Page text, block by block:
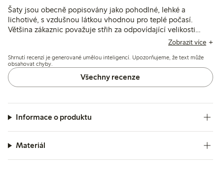
Šaty jsou obecně popisovány jako pohodlné, lehké a
lichotivé, s vzdušnou látkou vhodnou pro teplé počasí.
Většina zákaznic považuje střih za odpovídající velikosti
nebo mírně volnější, i když některé zmiňují nesrovnalosti ve
uvádí, že jemné poutka na knoflíky vyžadují opatrnost.
Zobrazit více
Shrnutí recenzí je generované umělou inteligencí. Upozorňujeme, že text může
obsahovat chyby.
Všechny recenze
Informace o produktu
Materiál